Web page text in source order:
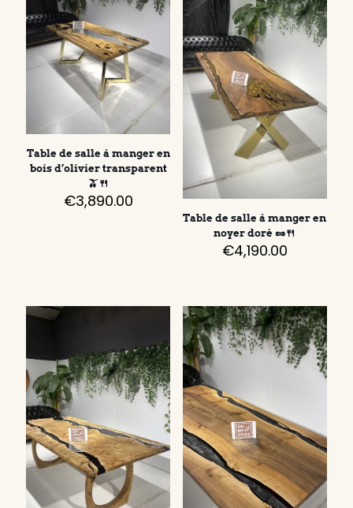
Table de salle à manger en
bois d’olivier transparent
🫒🍴
€3,890.00
Table de salle à manger en
noyer doré 🥜🍴
€4,190.00